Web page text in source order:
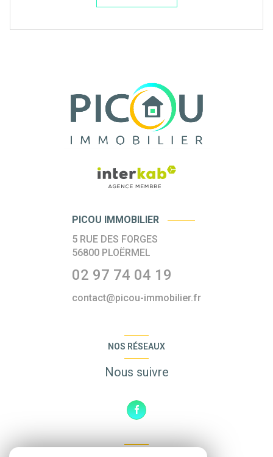
PICOU IMMOBILIER
5 RUE DES FORGES
56800 PLOËRMEL
02 97 74 04 19
contact@picou-immobilier.fr
NOS RÉSEAUX
Nous suivre